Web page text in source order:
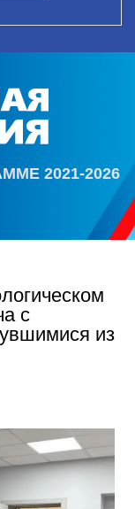
2021-2026
с
из